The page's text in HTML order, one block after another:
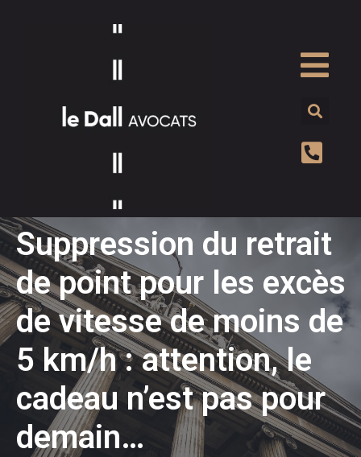
Suppression du retrait
de point pour les excès
de vitesse de moins de
5 km/h : attention, le
cadeau n’est pas pour
demain…